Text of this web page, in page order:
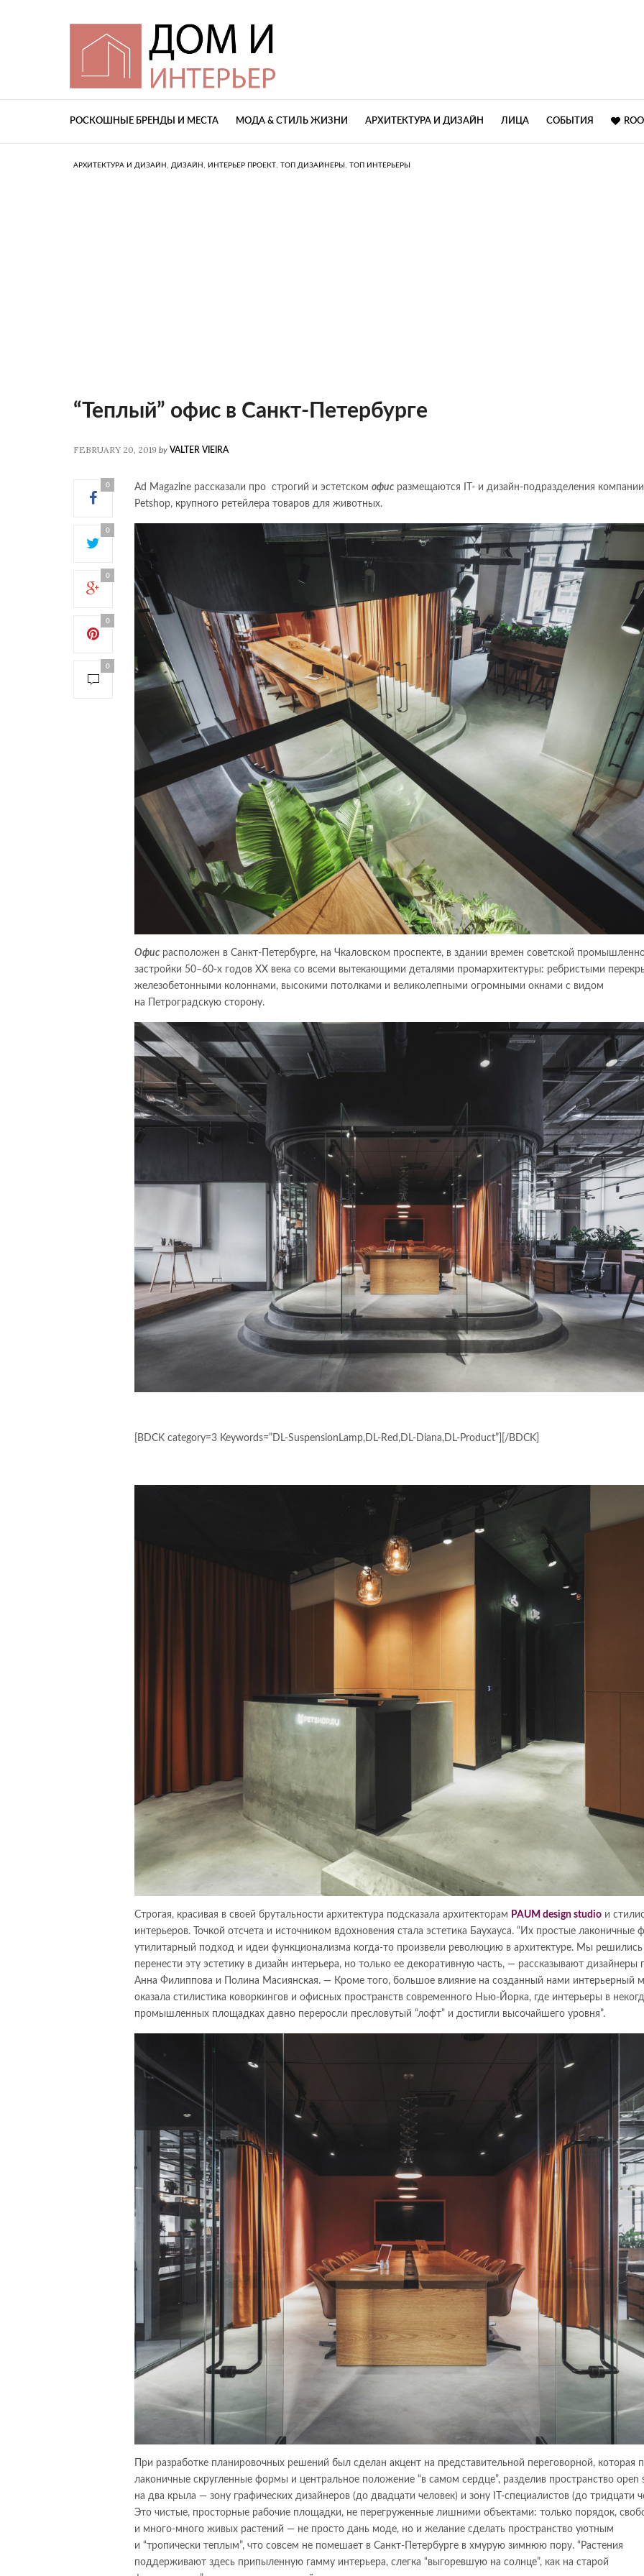
РОСКОШНЫЕ БРЕНДЫ И МЕСТА МОДА & СТИЛЬ ЖИЗНИ АРХИТЕКТУРА И ДИЗАЙН ЛИЦА СОБЫТИЯ
АРХИТЕКТУРА И ДИЗАЙН , ДИЗАЙН , ИНТЕРЬЕР ПРОЕКТ, ТОП ДИЗАЙНЕРЫ , ТОП ИНТЕРЬЕРЫ
“Теплый” офис в Санкт-Петербурге
FEBRUARY 20, 2019 by VALTER VIEIRA
0
0
0
0
0
Ad Magazine рассказали про строгий и эстетском офис размещаются IT- и дизайн-подразделения компании
Petshop, крупного ретейлера товаров для животных.
Офис расположен в Санкт-Петербурге, на Чкаловском проспекте, в здании времен советской
застройки 50–60-х годов XX века со всеми вытекающими деталями промархитектуры: ребристыми
железобетонными колоннами, высокими потолками и великолепными огромными окнами с видом
на Петроградскую сторону.
[BDCK category=3 Keywords=”DL-SuspensionLamp,DL-Red,DL-Diana,DL-Product”][/BDCK]
Строгая, красивая в своей брутальности архитектура подсказала архитекторам PAUM design studio и
интерьеров. Точкой отсчета и источником вдохновения стала эстетика Баухауса. “Их простые лаконичные
утилитарный подход и идеи функционализма когда-то произвели революцию в архитектуре. Мы решились
перенести эту эстетику в дизайн интерьера, но только ее декоративную часть, — рассказывают дизайнеры
Анна Филиппова и Полина Масиянская. — Кроме того, большое влияние на созданный нами интерьерный
оказала стилистика коворкингов и офисных пространств современного Нью-Йорка, где интерьеры в
промышленных площадках давно переросли пресловутый “лофт” и достигли высочайшего уровня”.
При разработке планировочных решений был сделан акцент на представительной переговорной, которая
лаконичные скругленные формы и центральное положение “в самом сердце”, разделив пространство open
на два крыла — зону графических дизайнеров (до двадцати человек) и зону IT-специалистов (до тридцати
Это чистые, просторные рабочие площадки, не перегруженные лишними объектами: только порядок,
и много-много живых растений — не просто дань моде, но и желание сделать пространство уютным
и “тропически теплым”, что совсем не помешает в Санкт-Петербурге в хмурую зимнюю пору. “Растения
поддерживают здесь припыленную гамму интерьера, слегка “выгоревшую на солнце”, как на старой